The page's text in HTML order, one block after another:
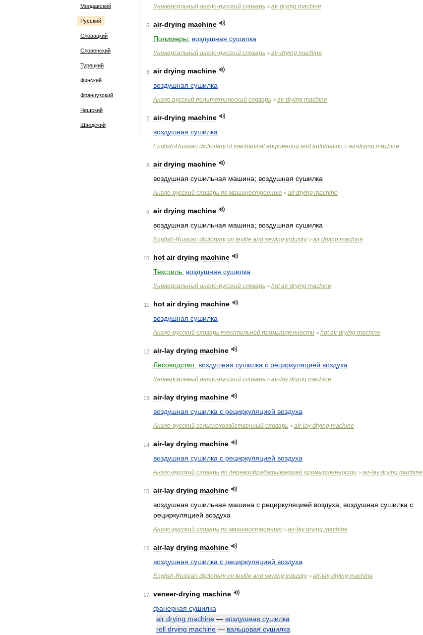
Молдавский
Русский
Словацкий
Словенский
Турецкий
Финский
Французский
Чешский
Шведский
Универсальный англо-русский словарь > air drying machine
5 air-drying machine
Полимеры: воздушная сушилка
Универсальный англо-русский словарь > air-drying machine
6 air drying machine
воздушная сушилка
Англо русский политехнический словарь > air drying machine
7 air-drying machine
воздушная сушилка
English-Russian dictionary of mechanical engineering and automation > air-drying machine
8 air drying machine
воздушная сушильная машина; воздушная сушилка
Англо-русский словарь по машиностроению > air drying machine
9 air drying machine
воздушная сушильная машина; воздушная сушилка
English-Russian dictionary on textile and sewing industry> air drying machine
10 hot air drying machine
Текстиль: воздушная сушилка
Универсальный англо-русский словарь > hot air drying machine
11 hot air drying machine
воздушная сушилка
Англо-русский словарь текстильной промышленности > hot air drying machine
12 air-lay drying machine
Лесоводство: воздушная сушилка с рециркуляцией воздуха
Универсальный англо-русский словарь > air-lay drying machine
13 air-lay drying machine
воздушная сушилка с рециркуляцией воздуха
Англо-русский сельскохозяйственный словарь > air-lay drying machine
14 air-lay drying machine
воздушная сушилка с рециркуляцией воздуха
Англо-русский словарь по деревообрабатывающей промышленности > air-lay drying machine
15 air-lay drying machine
воздушная сушильная машина с рециркуляцией воздуха; воздушная сушилка с
рециркуляцией воздуха
Англо-русский словарь по машиностроению > air-lay drying machine
16 air-lay drying machine
воздушная сушилка с рециркуляцией воздуха
English-Russian dictionary on textile and sewing industry> air-lay drying machine
17 veneer-drying machine
фанерная сушилка
air drying machine — воздушная сушилка
roll drying machine — вальцовая сушилка